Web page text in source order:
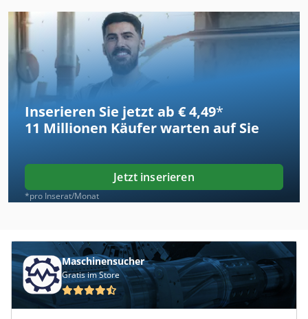
Inserieren Sie jetzt ab € 4,49*
11 Millionen Käufer warten auf Sie
Jetzt inserieren
*pro Inserat/Monat
Maschinensucher
Gratis im Store